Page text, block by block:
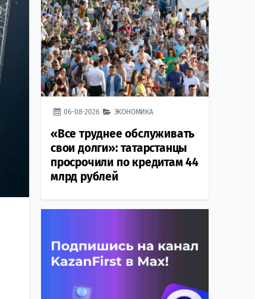
06-08-2026 ЭКОНОМИКА
«Все труднее обслуживать
свои долги»: татарстанцы
просрочили по кредитам 44
млрд рублей